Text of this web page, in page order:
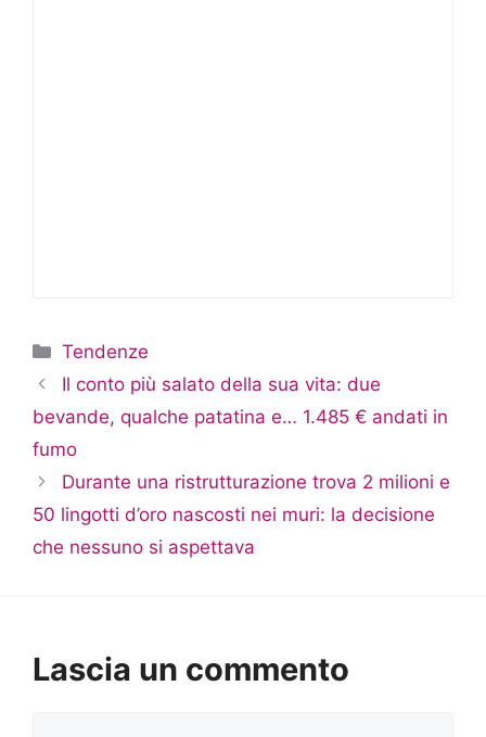
Categorie
Tendenze
Il conto più salato della sua vita: due
bevande, qualche patatina e… 1.485 € andati in
fumo
Durante una ristrutturazione trova 2 milioni e
50 lingotti d’oro nascosti nei muri: la decisione
che nessuno si aspettava
Lascia un commento